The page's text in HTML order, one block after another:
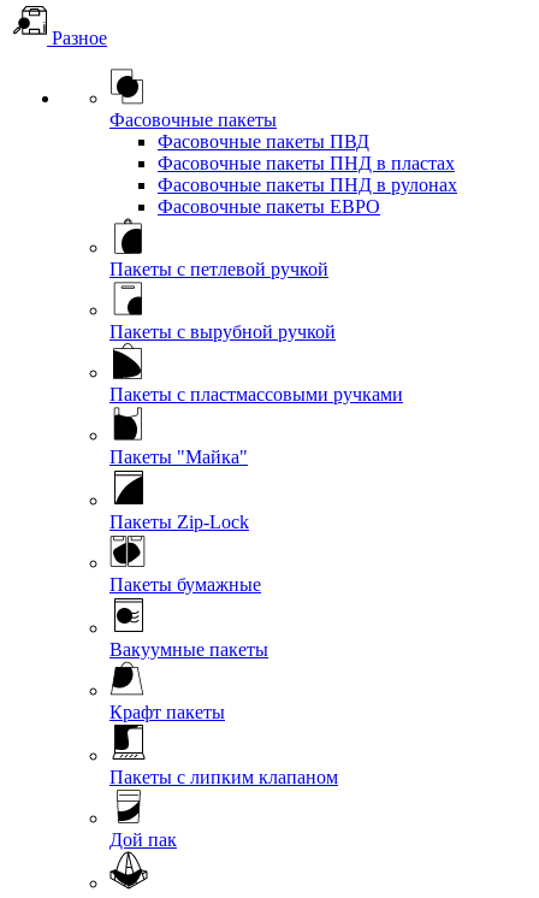
Разное
Фасовочные пакеты
Фасовочные пакеты ПВД
Фасовочные пакеты ПНД в пластах
Фасовочные пакеты ПНД в рулонах
Фасовочные пакеты ЕВРО
Пакеты с петлевой ручкой
Пакеты с вырубной ручкой
Пакеты с пластмассовыми ручками
Пакеты "Майка"
Пакеты Zip-Lock
Пакеты бумажные
Вакуумные пакеты
Крафт пакеты
Пакеты с липким клапаном
Дой пак